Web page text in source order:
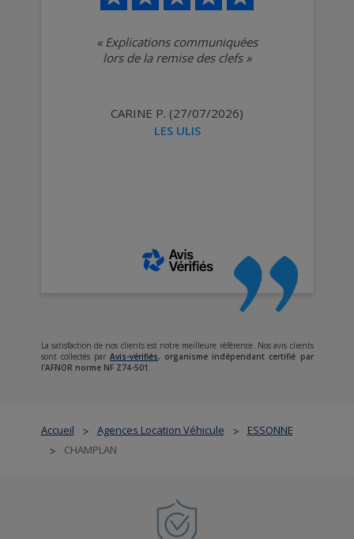
Accueil > Agences Location Véhicule > ESSONNE
> CHAMPLAN
« Explications communiquées
lors de la remise des clefs»
CARINE P. (27/07/2026)
LES ULIS
La satisfaction de nos clients est notre meilleure référence. Nos avis clients
sont collectés par Avis-vérifiés, organisme indépendant certifié par
l'AFNOR norme NF Z74-501.